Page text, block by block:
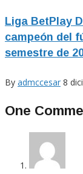
Liga BetPlay
campeón del
semestre de
By admccesar 8
One